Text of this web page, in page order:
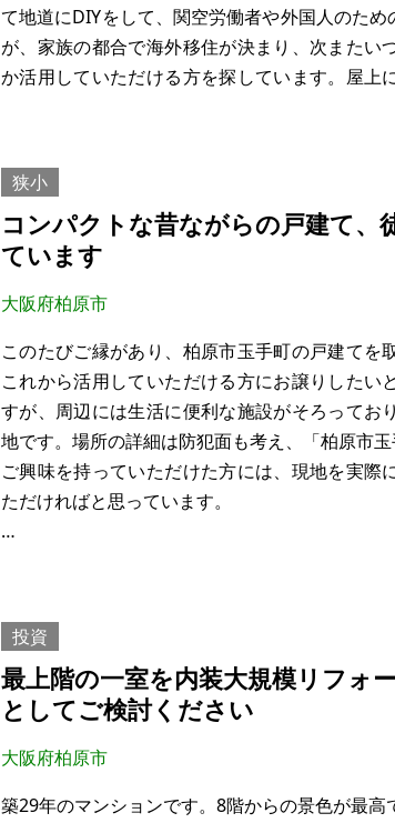
て地道にDIYをして、関空労働者や外国人のた
が、家族の都合で海外移住が決まり、次またい
か活用していただける方を探しています。屋上
狭小
コンパクトな昔ながらの戸建て、
ています
大阪府柏原市
このたびご縁があり、柏原市玉手町の戸建てを
これから活用していただける方にお譲りした
すが、周辺には生活に便利な施設がそろってお
地です。場所の詳細は防犯面も考え、「柏原市
ご興味を持っていただけた方には、現地を実
ただければと思っています。
投資
最上階の一室を内装大規模リフォ
としてご検討ください
大阪府柏原市
築29年のマンションです。8階からの景色が最高